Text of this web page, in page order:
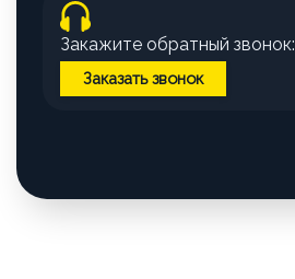
Закажите обратный звонок:
Заказать звонок